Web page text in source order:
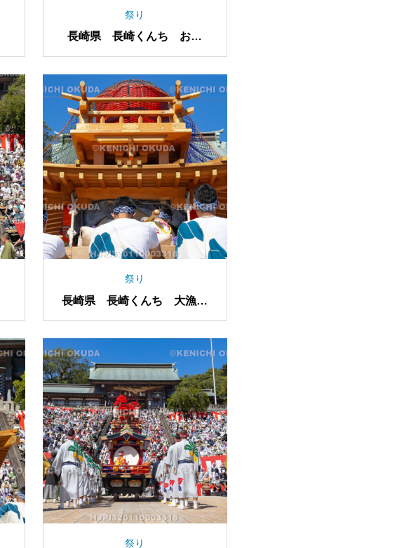
祭り
長崎県 長崎くんち お上
り 神輿
祭り
長崎県 長崎くんち 大漁万
祝恵美須船（賑町）
祭り